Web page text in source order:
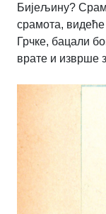
Бијељину?
срамота,
Грчке, бацали
врате и изврше